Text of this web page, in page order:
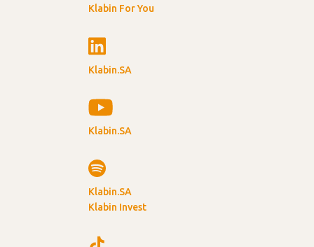
Klabin For You
Klabin.SA
Klabin.SA
Klabin.SA
Klabin Invest